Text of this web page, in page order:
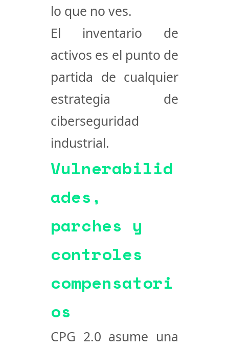
lo que no ves.
El inventario de
activos es el punto de
partida de cualquier
estrategia de
ciberseguridad
industrial.
Vulnerabilid
ades,
parches y
controles
compensatori
os
CPG 2.0 asume una